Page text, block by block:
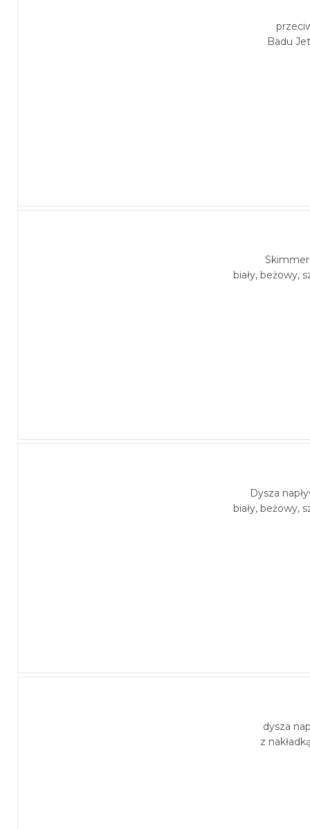
Badu
biały, beżowy,
Dysza
biały, beżowy,
dysza
z